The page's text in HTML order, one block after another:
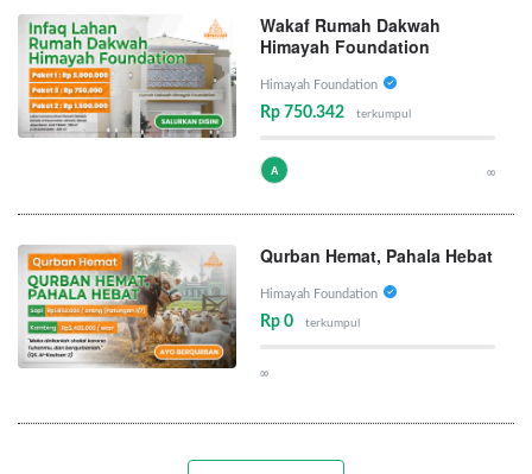
Wakaf Rumah Dakwah
Himayah Foundation
Himayah Foundation
Rp 750.342 terkumpul
A ∞
Qurban Hemat, Pahala Hebat
Himayah Foundation
Rp 0 terkumpul
∞